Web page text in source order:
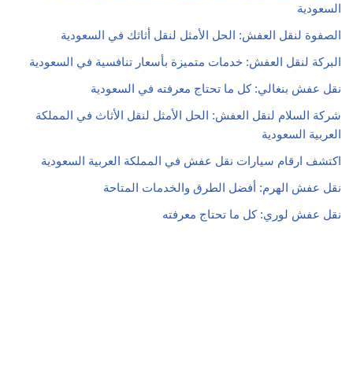
السعودية
الصفوة لنقل العفش: الحل الأمثل لنقل أثاثك في السعودية
البركة لنقل العفش: خدمات متميزة بأسعار تنافسية في السعودية
نقل عفش بنغالي: كل ما تحتاج معرفته في السعودية
شركة السلام لنقل العفش: الحل الأمثل لنقل الأثاث في المملكة
العربية السعودية
اكتشف ارقام سيارات نقل عفش في المملكة العربية السعودية
نقل عفش الهرم: أفضل الطرق والخدمات المتاحة
نقل عفش لوري: كل ما تحتاج معرفته